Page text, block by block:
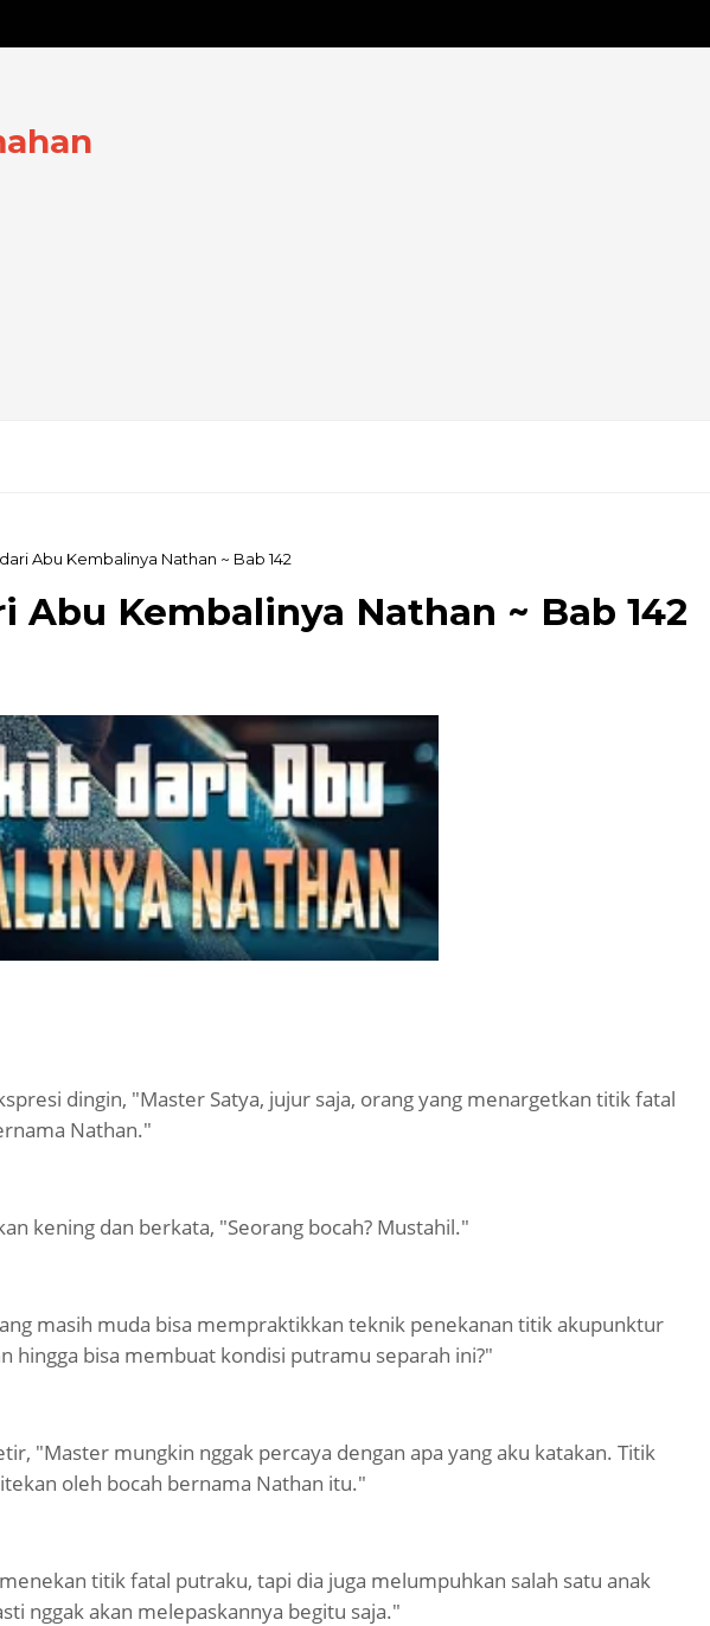
Abu Kembalinya Nathan ~ Bab 142
Abu Kembalinya Nathan ~ Bab 142
dingin, "Master Satya, jujur saja, orang yang menargetkan titik fatal
Nathan."
kening dan berkata, "Seorang bocah? Mustahil."
masih muda bisa mempraktikkan teknik penekanan titik akupunktur
hingga bisa membuat kondisi putramu separah ini?"
"Master mungkin nggak percaya dengan apa yang aku katakan. Titik
oleh bocah bernama Nathan itu."
titik fatal putraku, tapi dia juga melumpuhkan salah satu anak
nggak akan melepaskannya begitu saja."